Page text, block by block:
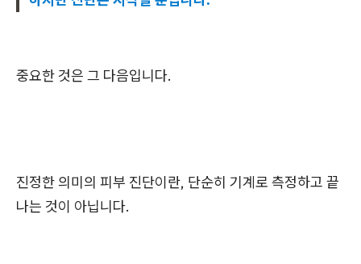
중요한 것은 그 다음입니다.
진정한 의미의 피부 진단이란, 단순히 기계로 측정하고 끝
나는 것이 아닙니다.